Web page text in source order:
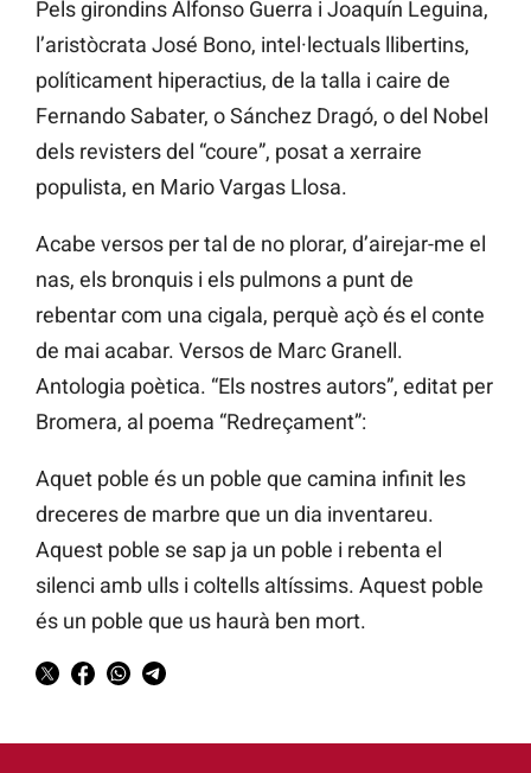
Pels girondins Alfonso Guerra i Joaquín Leguina,
l’aristòcrata José Bono, intel·lectuals llibertins,
políticament hiperactius, de la talla i caire de
Fernando Sabater, o Sánchez Dragó, o del Nobel
dels revisters del “coure”, posat a xerraire
populista, en Mario Vargas Llosa.
Acabe versos per tal de no plorar, d’airejar-me el
nas, els bronquis i els pulmons a punt de
rebentar com una cigala, perquè açò és el conte
de mai acabar. Versos de Marc Granell.
Antologia poètica. “Els nostres autors”, editat per
Bromera, al poema “Redreçament”:
Aquet poble és un poble que camina infinit les
dreceres de marbre que un dia inventareu.
Aquest poble se sap ja un poble i rebenta el
silenci amb ulls i coltells altíssims. Aquest poble
és un poble que us haurà ben mort.